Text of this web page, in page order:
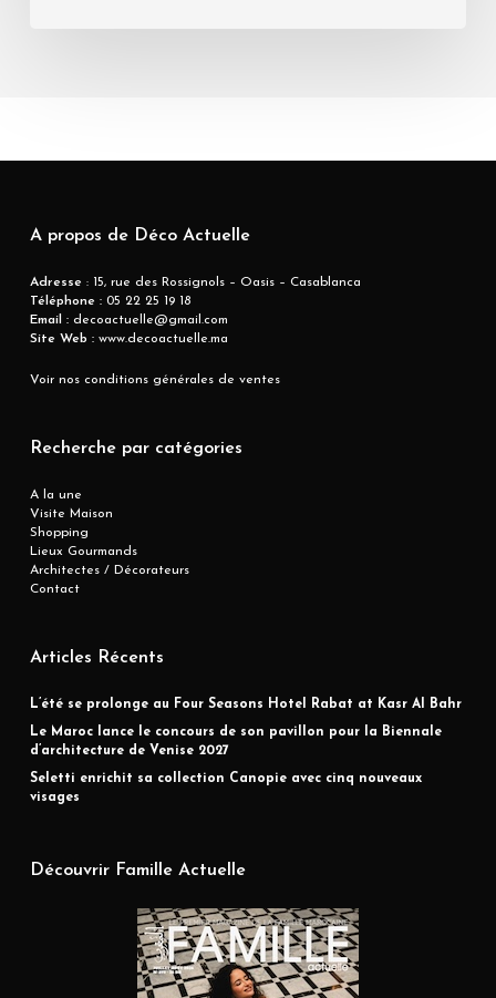
A propos de Déco Actuelle
Adresse : 15, rue des Rossignols – Oasis – Casablanca
Téléphone :05 22 25 19 18
Email :decoactuelle@gmail.com
Site Web :www.decoactuelle.ma
Voir nos conditions générales de ventes
Recherche par catégories
A la une
Visite Maison
Shopping
Lieux Gourmands
Architectes / Décorateurs
Contact
Articles Récents
L’été se prolonge au Four Seasons Hotel Rabat at Kasr Al Bahr
Le Maroc lance le concours de son pavillon pour la Biennale
d’architecture de Venise 2027
Seletti enrichit sa collection Canopie avec cinq nouveaux
visages
Découvrir Famille Actuelle